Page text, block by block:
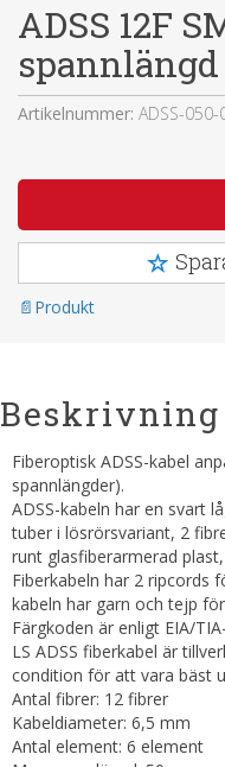
ADSS 12F
spannlängd
Artikelnummer: ADSS-050-
Produkt
Beskrivning
Fiberoptisk ADSS-kabel
spannlängder).
ADSS-kabeln har en svart
tuber i lösrörsvariant, 2
runt glasfiberarmerad
Fiberkabeln har 2 ripcords
kabeln har garn och tejp
Färgkoden är enligt EIA/
LS ADSS fiberkabel är
condition för att vara bäst
Antal fibrer: 12 fibrer
Kabeldiameter: 6,5 mm
Antal element: 6 element